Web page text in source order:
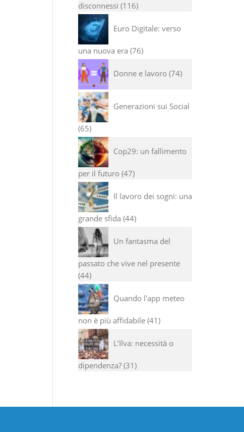
disconnessi 116
Euro Digitale: verso
una nuova era 76
Donne e lavoro 74
Generazioni sui Social
65
Cop29: un fallimento
per il futuro 47
Il lavoro dei sogni: una
grande sfida 44
Un fantasma del
passato che vive nel presente
44
Quando l'app meteo
non è più affidabile 41
L’Ilva: necessità o
dipendenza? 31